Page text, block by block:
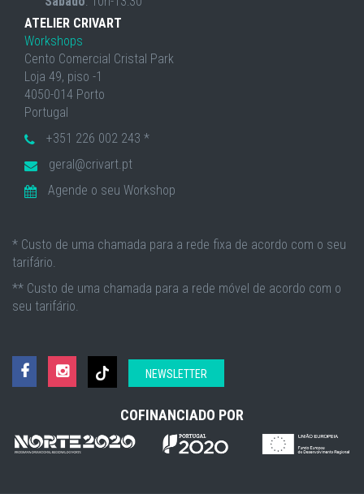
ATELIER CRIVART
Workshops
Cento Comercial Cristal Park
Loja 49, piso -1
4050-014 Porto
Portugal
+351 226 002 243 *
geral@crivart.pt
Agende o seu Workshop
* Custo de uma chamada para a rede fixa de acordo com o seu
tarifário.
** Custo de uma chamada para a rede móvel de acordo com o
seu tarifário.
NEWSLETTER
COFINANCIADO POR